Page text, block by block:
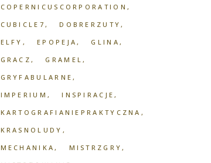
COPERNICUSCORPORATION
CUBICLE7
DOBRERZUTY
ELFY
EPOPEJA
GLINA
GRACZ
GRAMEL
GRYFABULARNE
IMPERIUM
INSPIRACJE
KARTOGRAFIANIEPRAKTYCZNA
KRASNOLUDY
MECHANIKA
MISTRZGRY